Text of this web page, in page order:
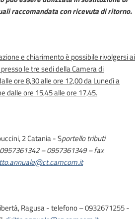
raccomandata con ricevuta di ritorno.
e chiarimento è possibile rivolgersi ai
le tre sedi della Camera di
ore 8,30 alle ore 12,00 da Lunedì a
dalle ore 15,45 alle ore 17,45.
2 Catania - Sportello tributi
– 0957361349 – fax
Ragusa - telefono – 0932671255 -